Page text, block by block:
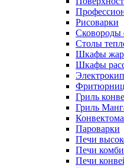
Рисоварки
Сковороды
Столы
Шкафы
Шкафы
Гриль
Гриль
Пароварки
Печи
Печи
Печи